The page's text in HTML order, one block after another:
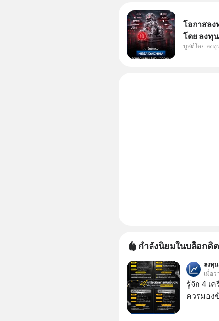
โอกาสลง
โดย ลงทุ
ๆ ในธีม
บูสต์โดย ลง
กำลังนิยมในบล็อกดิต
ลงทุ
เมื่อว
รู้จัก 4 เ
ควรมอง